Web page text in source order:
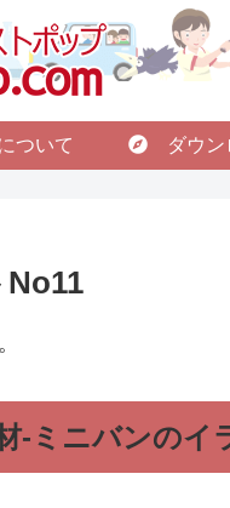
ついて ダウン
-ミニバンのイ